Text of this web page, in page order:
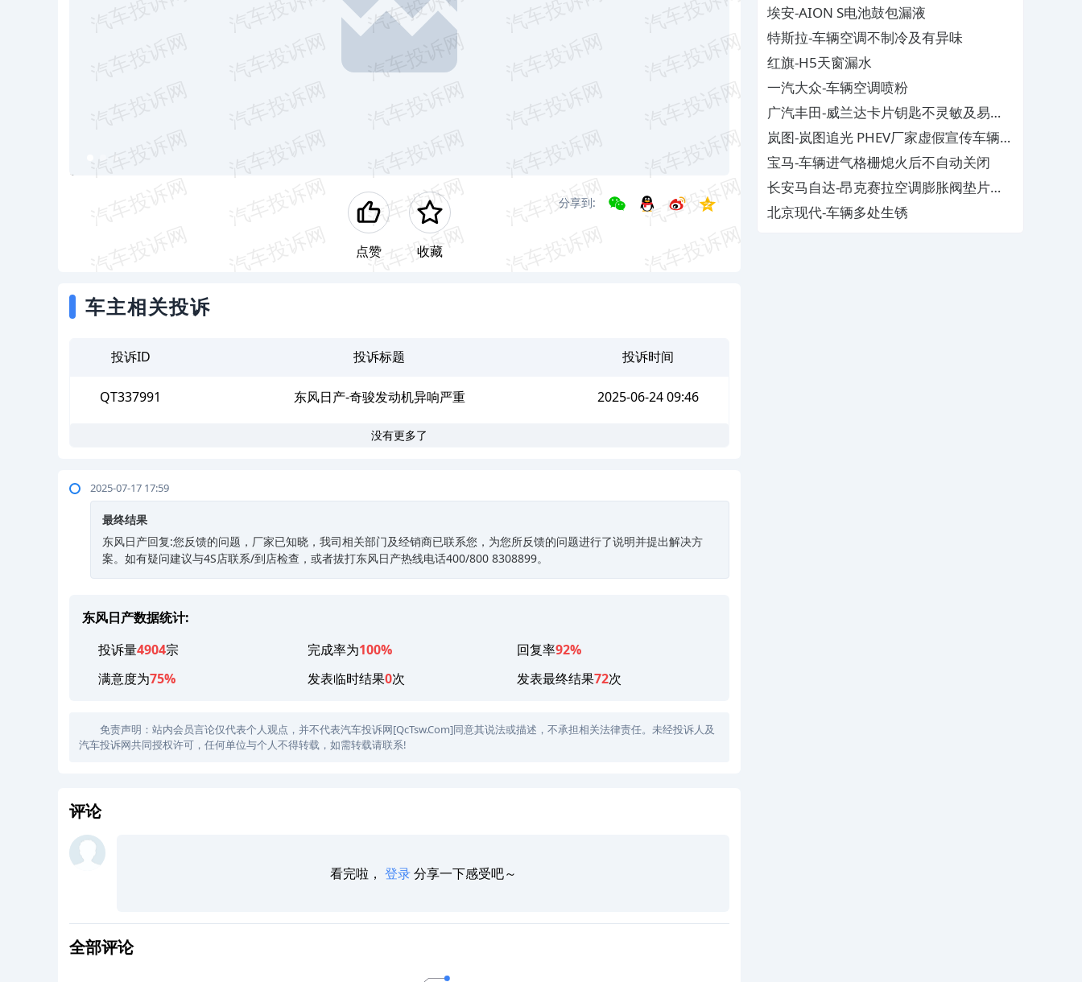
点赞 收藏
分享到:
车主相关投诉
投诉ID 投诉标题 投诉时间
QT337991 东风日产-奇骏发动机异响严重 2025-06-24 09:46
没有更多了
2025-07-17 17:59
最终结果
东风日产回复:您反馈的问题，厂家已知晓，我司相关部门及经销商已联系您，为您所反馈的问题进行了说明并提出解决方
案。如有疑问建议与4S店联系/到店检查，或者拔打东风日产热线电话400/800 8308899。
东风日产数据统计:
投诉量4904宗 完成率为100% 回复率92%
满意度为75% 发表临时结果0次 发表最终结果72次
免责声明：站内会员言论仅代表个人观点，并不代表汽车投诉网[QcTsw.Com]同意其说法或描述，不承担相关法律责任。未经投诉人及
汽车投诉网共同授权许可，任何单位与个人不得转载，如需转载请联系!
评论
看完啦， 登录分享一下感受吧～
全部评论
埃安-AION S电池鼓包漏液
特斯拉-车辆空调不制冷及有异味
红旗-H5天窗漏水
一汽大众-车辆空调喷粉
广汽丰田-威兰达卡片钥匙不灵敏及易消
磁
岚图-岚图追光 PHEV厂家虚假宣传车辆配
置与功能
宝马-车辆进气格栅熄火后不自动关闭
长安马自达-昂克赛拉空调膨胀阀垫片生
锈
北京现代-车辆多处生锈